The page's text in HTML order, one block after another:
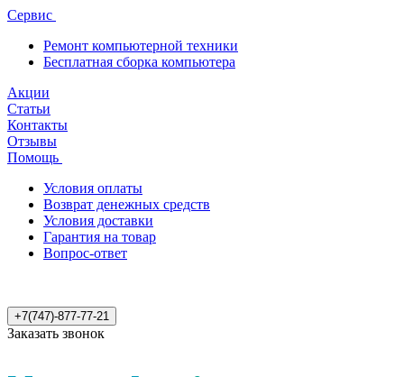
Сервис
Ремонт компьютерной техники
Бесплатная сборка компьютера
Акции
Статьи
Контакты
Отзывы
Помощь
Условия оплаты
Возврат денежных средств
Условия доставки
Гарантия на товар
Вопрос-ответ
+7(747)-877-77-21
Заказать звонок